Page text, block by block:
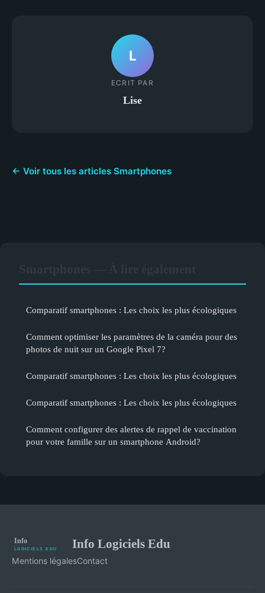
L
ECRIT PAR
Lise
← Voir tous les articles Smartphones
Comparatif smartphones : Les choix les plus écologiques
Comment optimiser les paramètres de la caméra pour des
photos de nuit sur un Google Pixel 7?
Comparatif smartphones : Les choix les plus écologiques
Comparatif smartphones : Les choix les plus écologiques
Comment configurer des alertes de rappel de vaccination
pour votre famille sur un smartphone Android?
Info Logiciels Edu
Mentions légalesContact